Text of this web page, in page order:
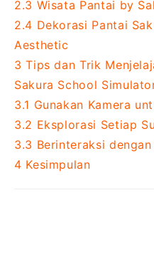
2.3 Wisata Pantai by
2.4 Dekorasi Pantai
Aesthetic
3 Tips dan Trik
Sakura School
3.1 Gunakan Kamera
3.2 Eksplorasi Setiap
3.3 Berinteraksi
4 Kesimpulan